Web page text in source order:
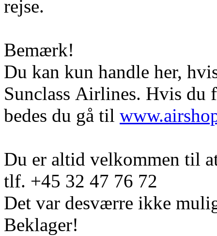
rejse.
Bemærk!
Du kan kun handle her,
Sunclass Airlines. Hvis du
bedes du gå til
Du er altid velkommen til
tlf. +45 32 47 76 72
Det var desværre ikke
Beklager!